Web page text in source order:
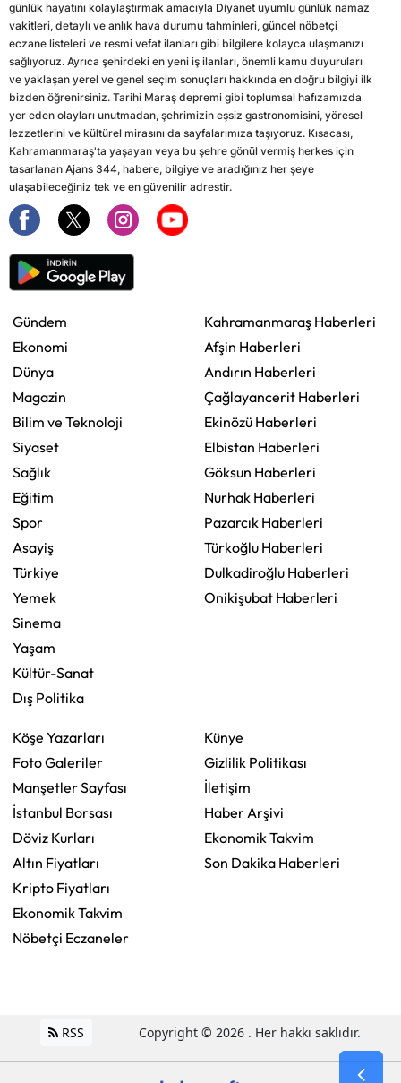
günlük hayatını kolaylaştırmak amacıyla Diyanet uyumlu günlük namaz
vakitleri, detaylı ve anlık hava durumu tahminleri, güncel nöbetçi
eczane listeleri ve resmi vefat ilanları gibi bilgilere kolayca ulaşmanızı
sağlıyoruz. Ayrıca şehirdeki en yeni iş ilanları, önemli kamu duyuruları
ve yaklaşan yerel ve genel seçim sonuçları hakkında en doğru bilgiyi ilk
bizden öğrenirsiniz. Tarihi Maraş depremi gibi toplumsal hafızamızda
yer eden olayları unutmadan, şehrimizin eşsiz gastronomisini, yöresel
lezzetlerini ve kültürel mirasını da sayfalarımıza taşıyoruz. Kısacası,
Kahramanmaraş'ta yaşayan veya bu şehre gönül vermiş herkes için
tasarlanan Ajans 344, habere, bilgiye ve aradığınız her şeye
ulaşabileceğiniz tek ve en güvenilir adrestir.
Gündem
Ekonomi
Dünya
Magazin
Bilim ve Teknoloji
Siyaset
Sağlık
Eğitim
Spor
Asayiş
Türkiye
Yemek
Sinema
Yaşam
Kültür-Sanat
Dış Politika
Kahramanmaraş Haberleri
Afşin Haberleri
Andırın Haberleri
Çağlayancerit Haberleri
Ekinözü Haberleri
Elbistan Haberleri
Göksun Haberleri
Nurhak Haberleri
Pazarcık Haberleri
Türkoğlu Haberleri
Dulkadiroğlu Haberleri
Onikişubat Haberleri
Köşe Yazarları
Foto Galeriler
Manşetler Sayfası
İstanbul Borsası
Döviz Kurları
Altın Fiyatları
Kripto Fiyatları
Ekonomik Takvim
Nöbetçi Eczaneler
Künye
Gizlilik Politikası
İletişim
Haber Arşivi
Ekonomik Takvim
Son Dakika Haberleri
RSS Copyright © 2026 . Her hakkı saklıdır.